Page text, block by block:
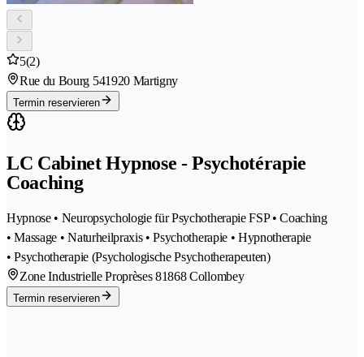
5(2)
Rue du Bourg 541920 Martigny
Termin reservieren
LC Cabinet Hypnose - Psychotérapie
Coaching
Hypnose • Neuropsychologie für Psychotherapie FSP • Coaching
• Massage • Naturheilpraxis • Psychotherapie • Hypnotherapie
• Psychotherapie (Psychologische Psychotherapeuten)
Zone Industrielle Proprèses 81868 Collombey
Termin reservieren